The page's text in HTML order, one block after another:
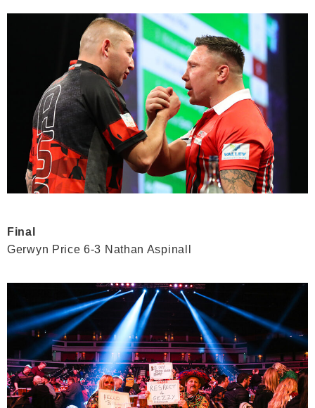
Final
Gerwyn Price 6-3 Nathan Aspinall